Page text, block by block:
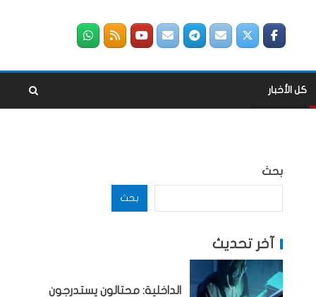
كل الأخبار
بحث
بحث
آخر تحديث
الداخلية: محتالون يستدرجون